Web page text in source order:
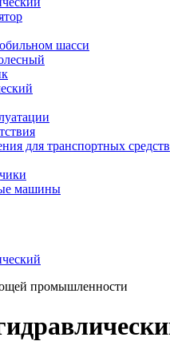
шасси
для транспортных средств
машины
промышленности